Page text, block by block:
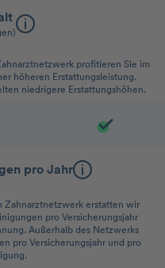
profitieren Sie im
höheren Erstattungsleistung.
niedrigere Erstattungshöhen.
pro Jahr
Zahnarztnetzwerk erstatten wir
pro Versicherungsjahr
Außerhalb des Netzwerks
pro Versicherungsjahr und pro